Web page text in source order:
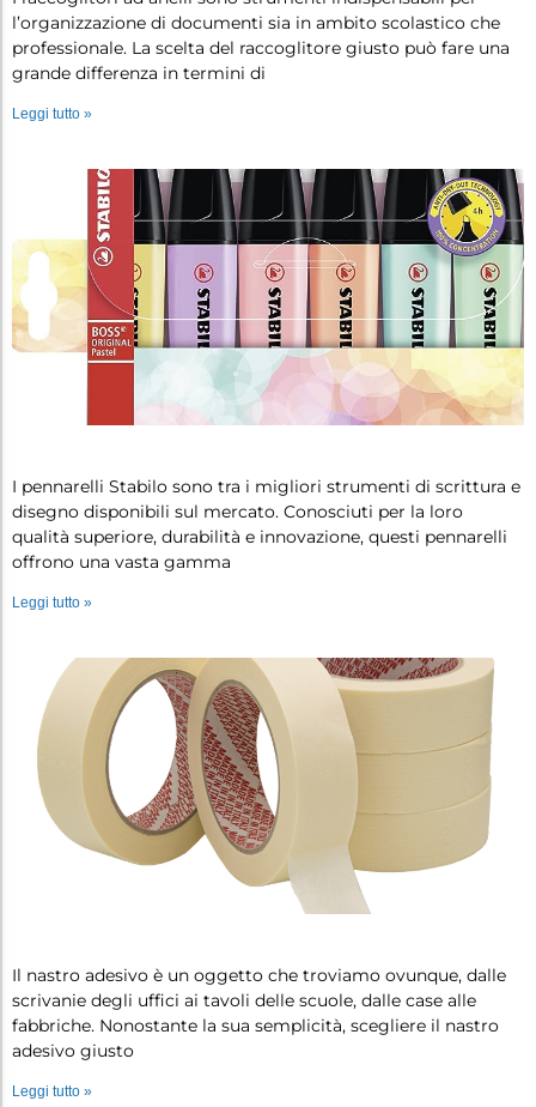
l’organizzazione di documenti sia in ambito scolastico che
professionale. La scelta del raccoglitore giusto può fare una
grande differenza in termini di
Leggi tutto »
I pennarelli Stabilo sono tra i migliori strumenti di scrittura e
disegno disponibili sul mercato. Conosciuti per la loro
qualità superiore, durabilità e innovazione, questi pennarelli
offrono una vasta gamma
Leggi tutto »
Il nastro adesivo è un oggetto che troviamo ovunque, dalle
scrivanie degli uffici ai tavoli delle scuole, dalle case alle
fabbriche. Nonostante la sua semplicità, scegliere il nastro
adesivo giusto
Leggi tutto »